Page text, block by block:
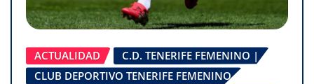
ACTUALIDAD
C.D. TENERIFE FEMENINO |
CLUB DEPORTIVO TENERIFE FEMENINO